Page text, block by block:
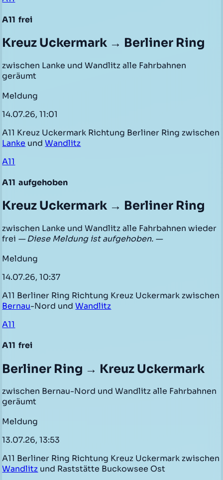
A11 frei
Kreuz Uckermark → Berliner Ring
zwischen Lanke und Wandlitz alle Fahrbahnen
geräumt
Meldung
14.07.26, 11:01
A11 Kreuz Uckermark Richtung Berliner Ring zwischen
Lanke undWandlitz
A11
A11 aufgehoben
Kreuz Uckermark → Berliner Ring
zwischen Lanke und Wandlitz alle Fahrbahnen wieder
frei — Diese Meldung ist aufgehoben. —
Meldung
14.07.26, 10:37
A11 Berliner Ring Richtung Kreuz Uckermark zwischen
Bernau-Nord undWandlitz
A11
A11 frei
Berliner Ring → Kreuz Uckermark
zwischen Bernau-Nord und Wandlitz alle Fahrbahnen
geräumt
Meldung
13.07.26, 13:53
A11 Berliner Ring Richtung Kreuz Uckermark zwischen
Wandlitz und Raststätte Buckowsee Ost